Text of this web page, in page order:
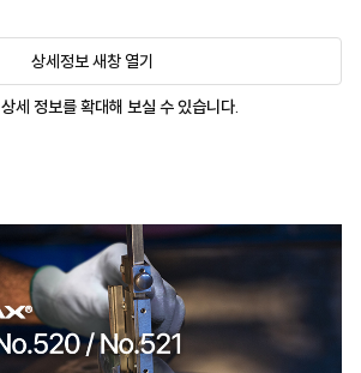
상세정보 새창 열기
상세 정보를 확대해 보실 수 있습니다.